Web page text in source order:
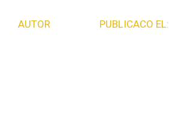
AUTOR
PUBLICACO EL: